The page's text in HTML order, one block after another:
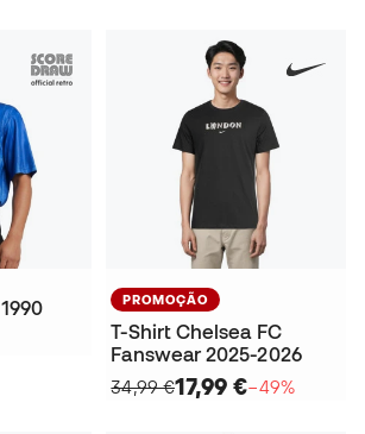
PROMOÇÃO
T-Shirt Chelsea FC
Fanswear 2025-2026
34,99 €17,99 €−49%